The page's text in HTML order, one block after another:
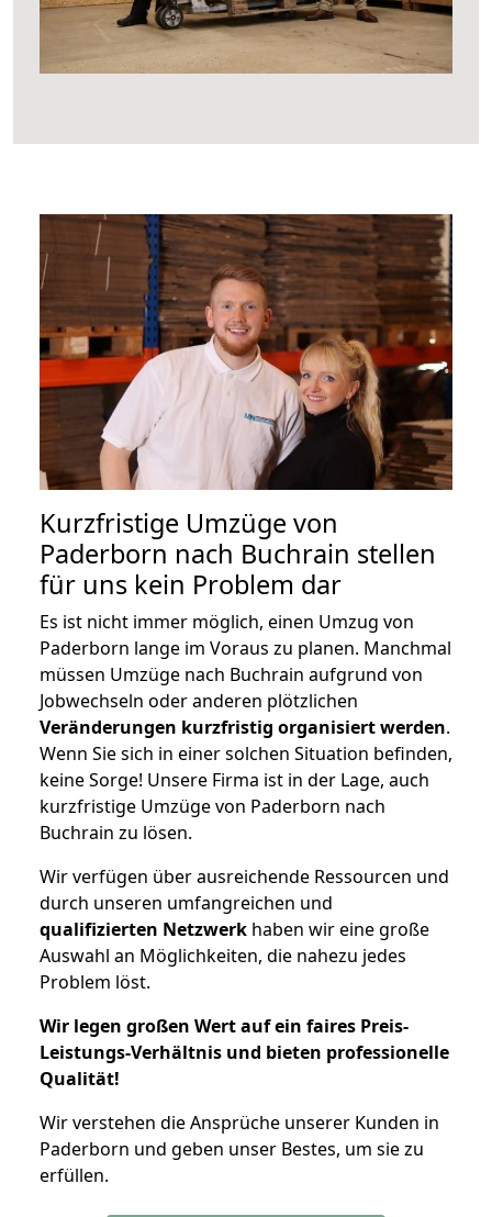
Kurzfristige Umzüge von
Paderborn nach Buchrain stellen
für uns kein Problem dar
Es ist nicht immer möglich, einen Umzug von
Paderborn lange im Voraus zu planen. Manchmal
müssen Umzüge nach Buchrain aufgrund von
Jobwechseln oder anderen plötzlichen
Veränderungen kurzfristig organisiert werden.
Wenn Sie sich in einer solchen Situation befinden,
keine Sorge! Unsere Firma ist in der Lage, auch
kurzfristige Umzüge von Paderborn nach
Buchrain zu lösen.
Wir verfügen über ausreichende Ressourcen und
durch unseren umfangreichen und
qualifizierten Netzwerk haben wir eine große
Auswahl an Möglichkeiten, die nahezu jedes
Problem löst.
Wir legen großen Wert auf ein faires Preis-
Leistungs-Verhältnis und bieten professionelle
Qualität!
Wir verstehen die Ansprüche unserer Kunden in
Paderborn und geben unser Bestes, um sie zu
erfüllen.